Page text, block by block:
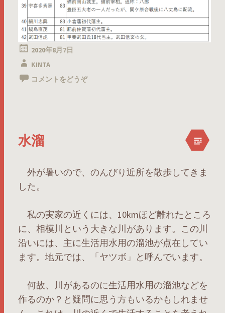
2020年8月7日
KINTA
コメントをどうぞ
水溜
外が暑いので、のんびり近所を散歩してきま
した。
私の実家の近くには、10kmほど離れたところ
に、相模川という大きな川があります。この川
沿いには、主に生活用水用の溜池が点在してい
ます。地元では、「ヤツボ」と呼んでいます。
何故、川があるのに生活用水用の溜池などを
作るのか？と疑問に思う方もいるかもしれませ